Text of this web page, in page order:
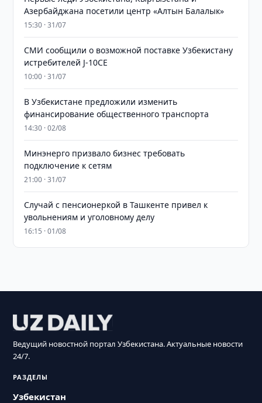
Азербайджана посетили центр «Алтын Балалык»
15:30 · 31/07
СМИ сообщили о возможной поставке Узбекистану
истребителей J-10CE
10:00 · 31/07
В Узбекистане предложили изменить
финансирование общественного транспорта
14:30 · 02/08
Минэнерго призвало бизнес требовать
подключение к сетям
21:00 · 31/07
Случай с пенсионеркой в Ташкенте привел к
увольнениям и уголовному делу
16:15 · 01/08
Ведущий новостной портал Узбекистана. Актуальные новости
24/7.
РАЗДЕЛЫ
Узбекистан